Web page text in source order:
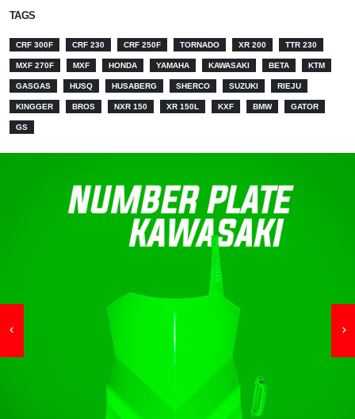
TAGS
CRF 300F CRF 230 CRF 250F TORNADO XR 200 TTR 230
MXF 270F MXF HONDA YAMAHA KAWASAKI BETA KTM
GASGAS HUSQ HUSABERG SHERCO SUZUKI RIEJU
KINGGER BROS NXR 150 XR 150L KXF BMW GATOR
GS